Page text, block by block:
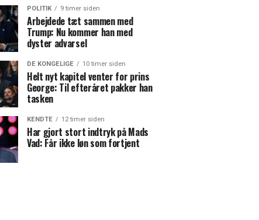
POLITIK 9 timer siden
Arbejdede tæt sammen med
Trump: Nu kommer han med
dyster advarsel
DE KONGELIGE 10 timer siden
Helt nyt kapitel venter for prins
George: Til efteråret pakker han
tasken
KENDTE 12 timer siden
Har gjort stort indtryk på Mads
Vad: Får ikke løn som fortjent